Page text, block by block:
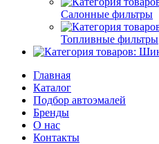
Салонные фильтры
Топливные фильтры
Главная
Каталог
Подбор автоэмалей
Бренды
О нас
Контакты